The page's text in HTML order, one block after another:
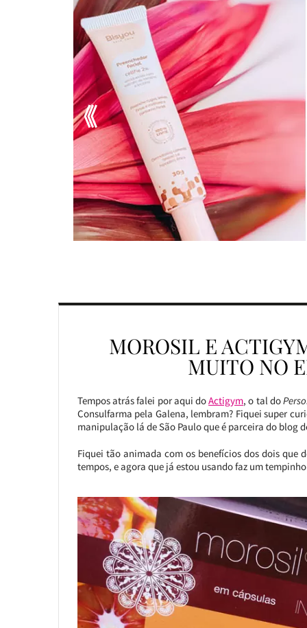
MOROSIL E
MUITO NO
Tempos atrás falei por aqui doActigym, o tal do
Consulfarma pela Galena, lembram? Fiquei super
manipulação lá de São Paulo que é parceira do blog
Fiquei tão animada com os benefícios dos dois que
tempos, e agora que já estou usando faz um